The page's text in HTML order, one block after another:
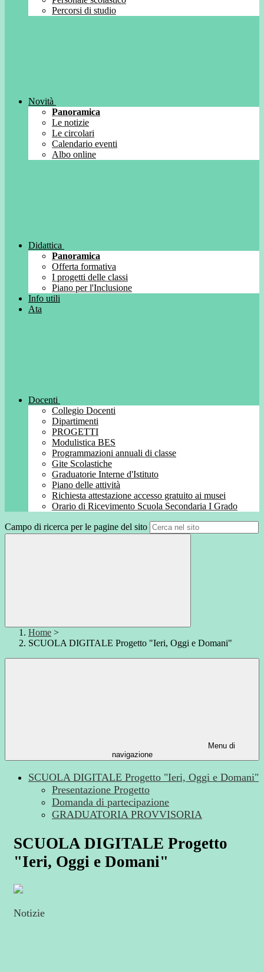
Percorsi di studio
Novità
Panoramica
Le notizie
Le circolari
Calendario eventi
Albo online
Didattica
Panoramica
Offerta formativa
I progetti delle classi
Piano per l'Inclusione
Info utili
Ata
Docenti
Collegio Docenti
Dipartimenti
PROGETTI
Modulistica BES
Programmazioni annuali di classe
Gite Scolastiche
Graduatorie Interne d'Istituto
Piano delle attività
Richiesta attestazione accesso gratuito ai musei
Orario di Ricevimento Scuola Secondaria I Grado
Campo di ricerca per le pagine del sito
Home >
SCUOLA DIGITALE Progetto "Ieri, Oggi e Domani"
Menu di
navigazione
SCUOLA DIGITALE Progetto "Ieri, Oggi e Domani"
Presentazione Progetto
Domanda di partecipazione
GRADUATORIA PROVVISORIA
SCUOLA DIGITALE Progetto
"Ieri, Oggi e Domani"
Notizie